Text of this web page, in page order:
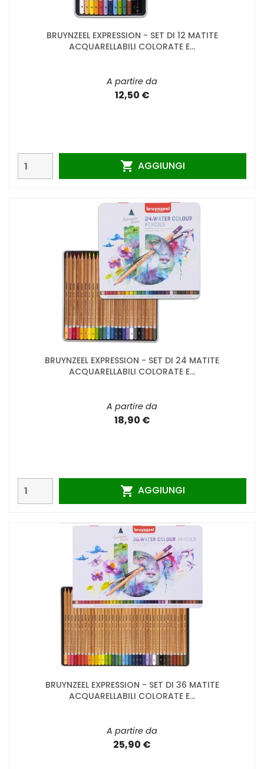
BRUYNZEEL EXPRESSION - SET DI 12 MATITE
ACQUARELLABILI COLORATE E...
A partire da
12,50 €
 AGGIUNGI
BRUYNZEEL EXPRESSION - SET DI 24 MATITE
ACQUARELLABILI COLORATE E...
A partire da
18,90 €
 AGGIUNGI
BRUYNZEEL EXPRESSION - SET DI 36 MATITE
ACQUARELLABILI COLORATE E...
A partire da
25,90 €